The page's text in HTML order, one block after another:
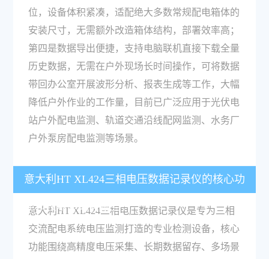
位，设备体积紧凑，适配绝大多数常规配电箱体的
安装尺寸，无需额外改造箱体结构，部署效率高；
第四是数据导出便捷，支持电脑联机直接下载全量
历史数据，无需在户外现场长时间操作，可将数据
带回办公室开展波形分析、报表生成等工作，大幅
降低户外作业的工作量，目前已广泛应用于光伏电
站户外配电监测、轨道交通沿线配网监测、水务厂
户外泵房配电监测等场景。
意大利HT XL424三相电压数据记录仪的核心功
能和技术参数有哪些？
意大利HT XL424三相电压数据记录仪是专为三相
交流配电系统电压监测打造的专业检测设备，核心
功能围绕高精度电压采集、长期数据留存、多场景